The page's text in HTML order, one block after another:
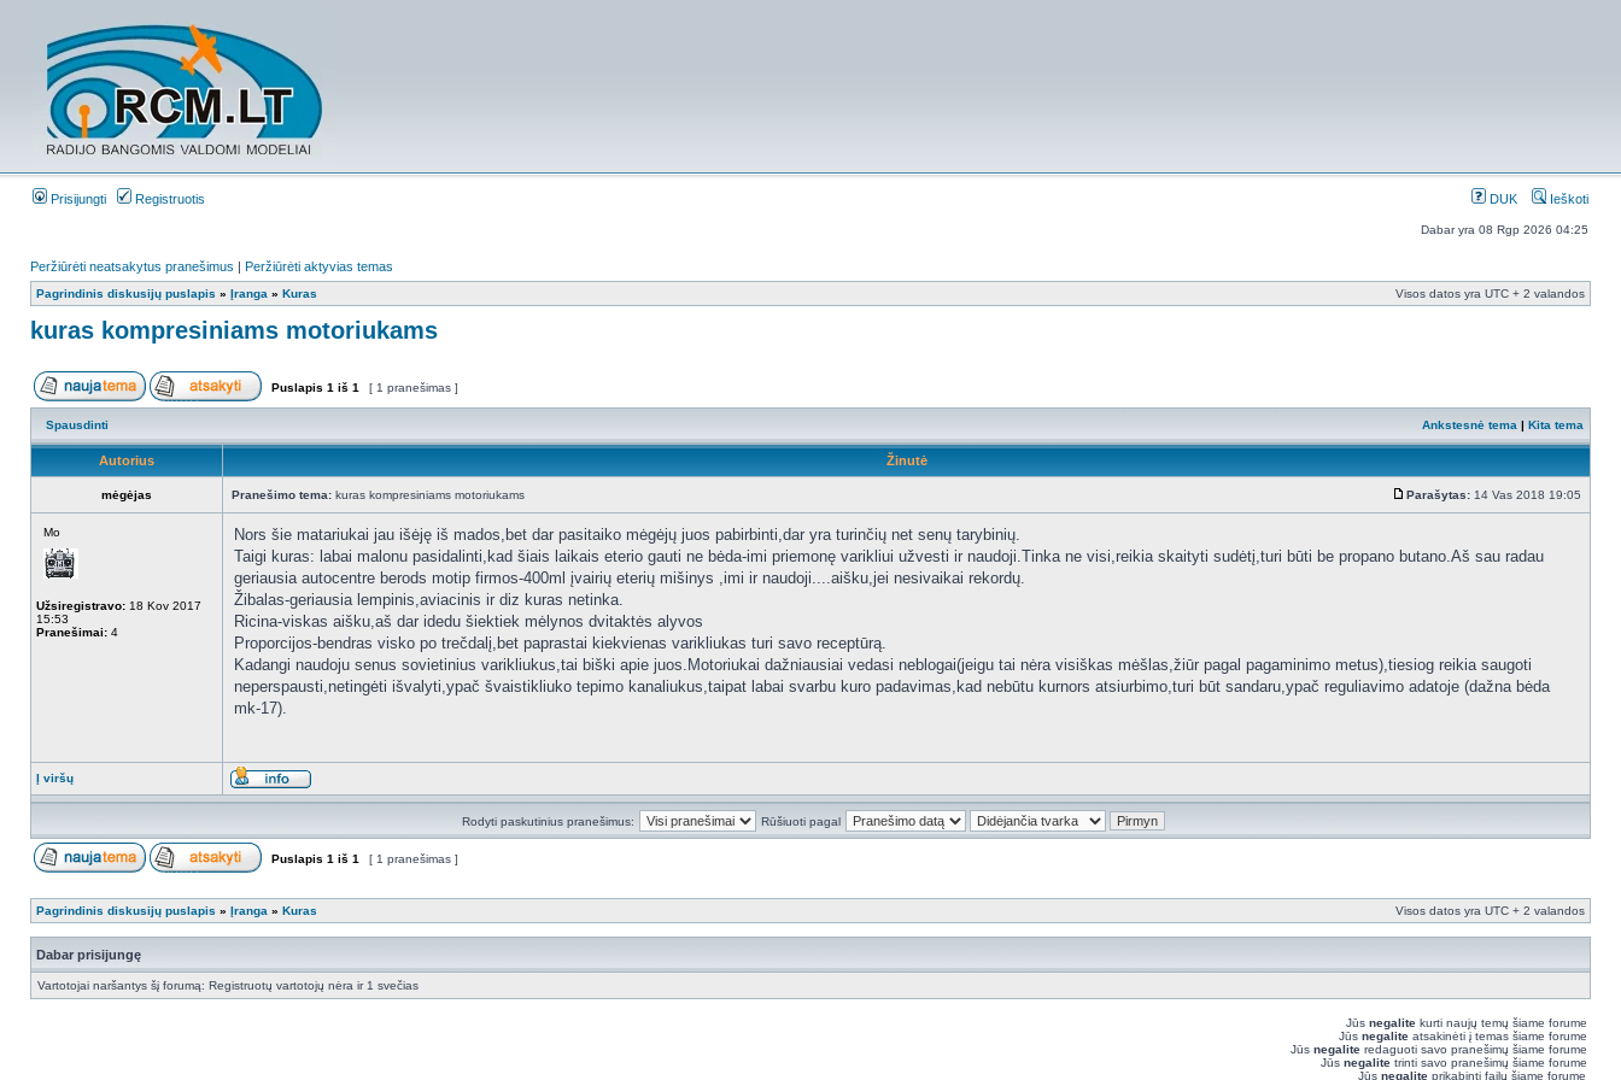
Prisijungti Registruotis DUK Ieškoti
Dabar yra 08 Rgp 2026 04:25
Peržiūrėti neatsakytus pranešimus | Peržiūrėti aktyvias temas
Pagrindinis diskusijų puslapis » Įranga » Kuras Visos datos yra UTC + 2 valandos
kuras kompresiniams motoriukams
Puslapis 1 iš 1 [ 1 pranešimas ]
Spausdinti Ankstesnė tema | Kita tema
Autorius Žinutė
mėgėjas Pranešimo tema: kuras kompresiniams motoriukams Parašytas: 14 Vas 2018 19:05
Mo
Užsiregistravo: 18 Kov 2017
15:53
Pranešimai: 4
Nors šie matariukai jau išėję iš mados,bet dar pasitaiko mėgėjų juos pabirbinti,dar yra turinčių net senų tarybinių.
Taigi kuras: labai malonu pasidalinti,kad šiais laikais eterio gauti ne bėda-imi priemonę varikliui užvesti ir naudoji.Tinka ne visi,reikia skaityti sudėtį,turi būti be propano butano.Aš sau radau
geriausia autocentre berods motip firmos-400ml įvairių eterių mišinys ,imi ir naudoji....aišku,jei nesivaikai rekordų.
Žibalas-geriausia lempinis,aviacinis ir diz kuras netinka.
Ricina-viskas aišku,aš dar idedu šiektiek mėlynos dvitaktės alyvos
Proporcijos-bendras visko po trečdalį,bet paprastai kiekvienas varikliukas turi savo receptūrą.
Kadangi naudoju senus sovietinius varikliukus,tai biški apie juos.Motoriukai dažniausiai vedasi neblogai(jeigu tai nėra visiškas mėšlas,žiūr pagal pagaminimo metus),tiesiog reikia saugoti
neperspausti,netingėti išvalyti,ypač švaistikliuko tepimo kanaliukus,taipat labai svarbu kuro padavimas,kad nebūtu kurnors atsiurbimo,turi būt sandaru,ypač reguliavimo adatoje (dažna bėda
mk-17).
Į viršų
Rodyti paskutinius pranešimus: Rūšiuoti pagal
Puslapis 1 iš 1 [ 1 pranešimas ]
Pagrindinis diskusijų puslapis » Įranga » Kuras Visos datos yra UTC + 2 valandos
Dabar prisijungę
Vartotojai naršantys šį forumą: Registruotų vartotojų nėra ir 1 svečias
Jūs negalite kurti naujų temų šiame forume
Jūs negalite atsakinėti į temas šiame forume
Jūs negalite redaguoti savo pranešimų šiame forume
Jūs negalite trinti savo pranešimų šiame forume
Jūs negalite prikabinti failų šiame forume